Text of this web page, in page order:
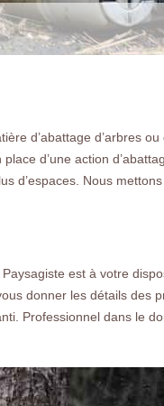
sur le 77390 ,
d’abattage d’arbres
d’une action
d’espaces. Nous
est à votre
donner les détails des
Professionnel dans le